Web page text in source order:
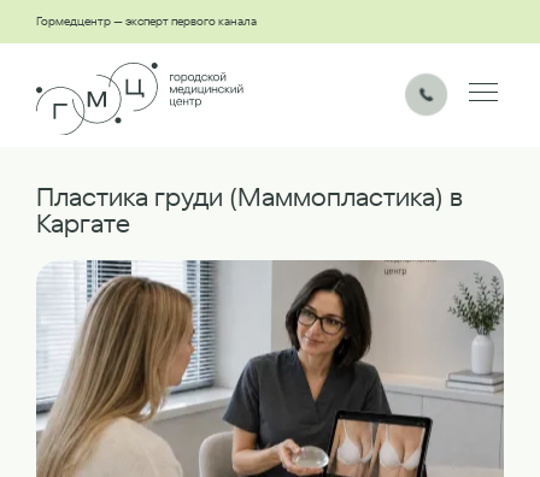
Гормедцентр — эксперт первого канала
Пластика груди (Маммопластика) в
Каргате